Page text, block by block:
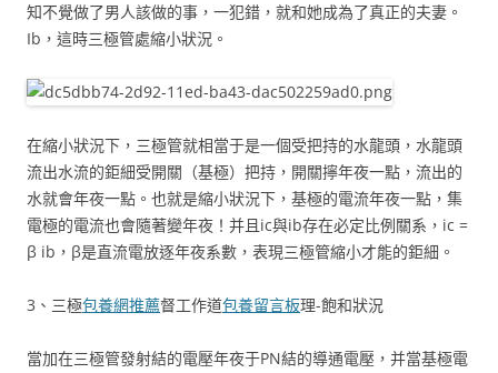
知不覺做了男人該做的事，一犯錯，就和她成為了真正的夫妻。
Ib，這時三極管處縮小狀況。
在縮小狀況下，三極管就相當于是一個受把持的水龍頭，水龍頭
流出水流的鉅細受開關（基極）把持，開關擰年夜一點，流出的
水就會年夜一點。也就是縮小狀況下，基極的電流年夜一點，集
電極的電流也會隨著變年夜！并且ic與ib存在必定比例關系，ic =
β ib，β是直流電放逐年夜系數，表現三極管縮小才能的鉅細。
3、三極包養網推薦督工作道包養留言板理-飽和狀況
當加在三極管發射結的電壓年夜于PN結的導通電壓，并當基極電